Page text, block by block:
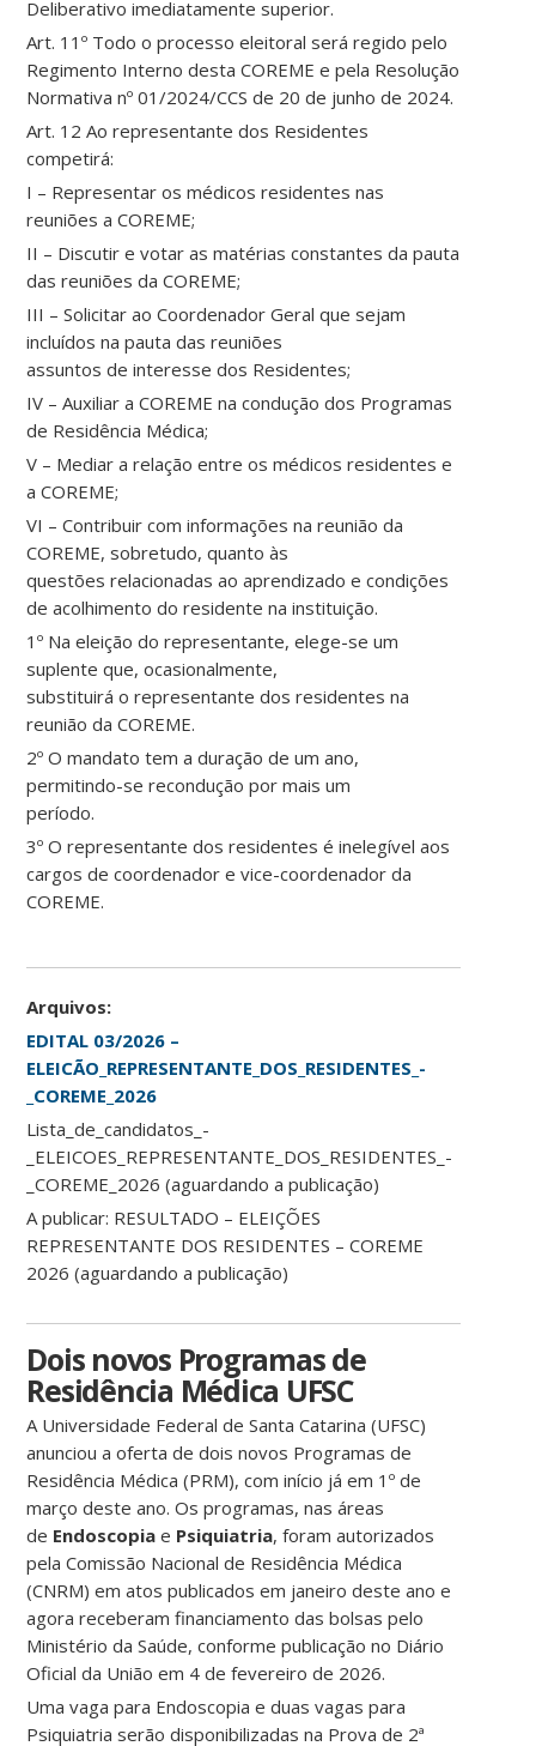
Deliberativo imediatamente superior.
Art. 11º Todo o processo eleitoral será regido pelo
Regimento Interno desta COREME e pela Resolução
Normativa nº 01/2024/CCS de 20 de junho de 2024.
Art. 12 Ao representante dos Residentes
competirá:
I – Representar os médicos residentes nas
reuniões a COREME;
II – Discutir e votar as matérias constantes da pauta
das reuniões da COREME;
III – Solicitar ao Coordenador Geral que sejam
incluídos na pauta das reuniões
assuntos de interesse dos Residentes;
IV – Auxiliar a COREME na condução dos Programas
de Residência Médica;
V – Mediar a relação entre os médicos residentes e
a COREME;
VI – Contribuir com informações na reunião da
COREME, sobretudo, quanto às
questões relacionadas ao aprendizado e condições
de acolhimento do residente na instituição.
1º Na eleição do representante, elege-se um
suplente que, ocasionalmente,
substituirá o representante dos residentes na
reunião da COREME.
2º O mandato tem a duração de um ano,
permitindo-se recondução por mais um
período.
3º O representante dos residentes é inelegível aos
cargos de coordenador e vice-coordenador da
COREME.
Arquivos:
EDITAL 03/2026 –
ELEICÃO_REPRESENTANTE_DOS_RESIDENTES_-
_COREME_2026
Lista_de_candidatos_-
_ELEICOES_REPRESENTANTE_DOS_RESIDENTES_-
_COREME_2026 (aguardando a publicação)
A publicar: RESULTADO – ELEIÇÕES
REPRESENTANTE DOS RESIDENTES – COREME
2026 (aguardando a publicação)
Dois novos Programas de
Residência Médica UFSC
A Universidade Federal de Santa Catarina (UFSC)
anunciou a oferta de dois novos Programas de
Residência Médica (PRM), com início já em 1º de
março deste ano. Os programas, nas áreas
de Endoscopia e Psiquiatria, foram autorizados
pela Comissão Nacional de Residência Médica
(CNRM) em atos publicados em janeiro deste ano e
agora receberam financiamento das bolsas pelo
Ministério da Saúde, conforme publicação no Diário
Oficial da União em 4 de fevereiro de 2026.
Uma vaga para Endoscopia e duas vagas para
Psiquiatria serão disponibilizadas na Prova de 2ª